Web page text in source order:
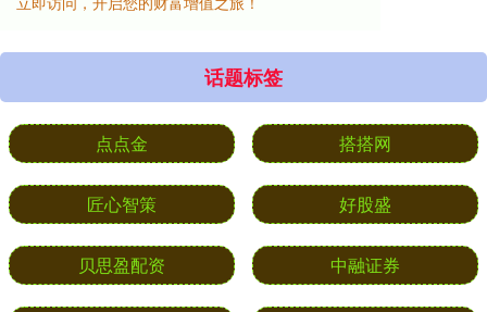
话题标签
点点金 搭搭网
匠心智策 好股盛
贝思盈配资 中融证券